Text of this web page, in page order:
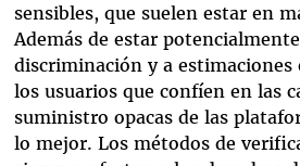
sensibles, que suelen estar en
Además de estar
discriminación y a estimaciones
los usuarios que confíen en las
suministro opacas de las
lo mejor. Los métodos de